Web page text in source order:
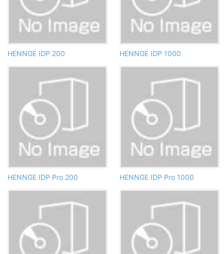
HENNGE IDP 200 HENNGE IDP 1000
HENNGE IDP Pro 200 HENNGE IDP Pro 1000